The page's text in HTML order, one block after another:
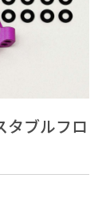
タブルフロ